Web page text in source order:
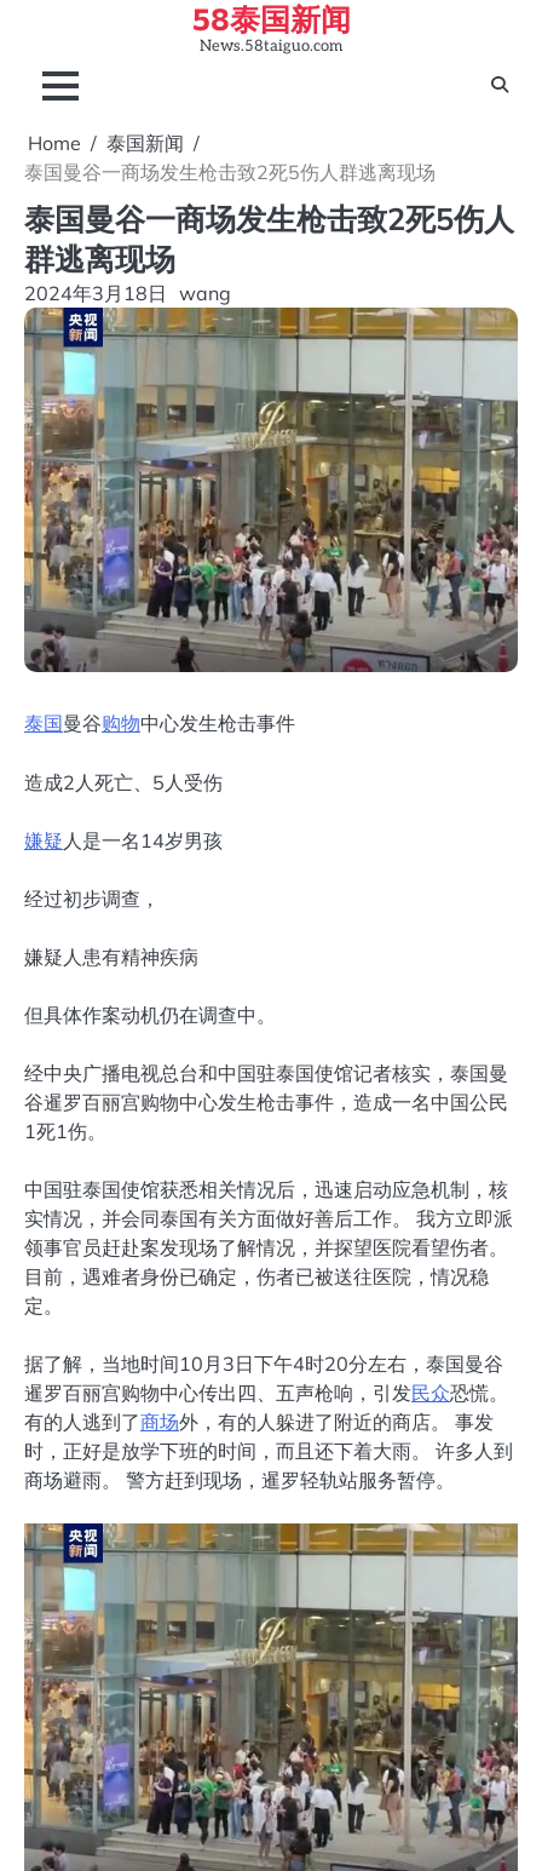
content
58泰国新闻
News.58taiguo.com
Home
泰国新闻
泰国曼谷一商场发生枪击致2死5伤人群逃离现场
泰国曼谷一商场发生枪击致2死5伤人
群逃离现场
2024年3月18日 wang
泰国曼谷购物中心发生枪击事件
造成2人死亡、5人受伤
嫌疑 人是一名14岁男孩
经过初步调查，
嫌疑人患有精神疾病
但具体作案动机仍在调查中。
经中央广播电视总台和中国驻泰国使馆记者核实，泰国曼
谷暹罗百丽宫购物中心发生枪击事件，造成一名中国公民
1死1伤。
中国驻泰国使馆获悉相关情况后，迅速启动应急机制，核
实情况，并会同泰国有关方面做好善后工作。 我方立即派
领事官员赶赴案发现场了解情况，并探望医院看望伤者。
目前，遇难者身份已确定，伤者已被送往医院，情况稳
定。
据了解，当地时间10月3日下午4时20分左右，泰国曼谷
暹罗百丽宫购物中心传出四、五声枪响，引发民众恐慌。
有的人逃到了商场外，有的人躲进了附近的商店。 事发
时，正好是放学下班的时间，而且还下着大雨。 许多人到
商场避雨。 警方赶到现场，暹罗轻轨站服务暂停。